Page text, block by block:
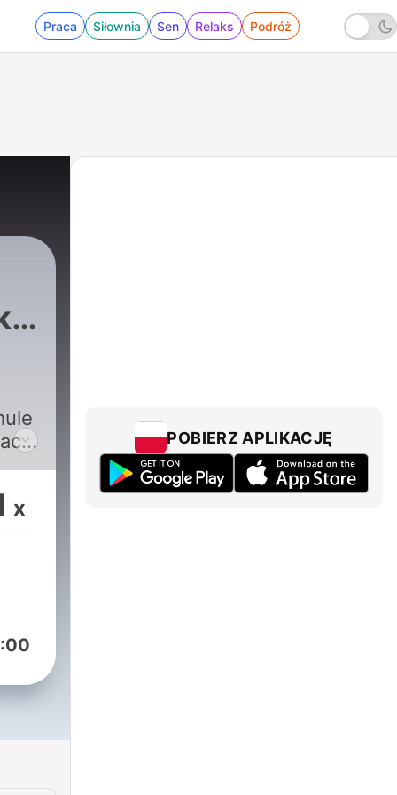
Praca Siłownia Sen Relaks Podróż
i
x
POBIERZ APLIKACJĘ